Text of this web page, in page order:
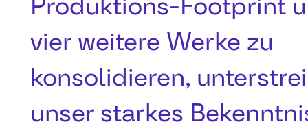
vier weitere Werke zu
konsolidieren,
unser starkes